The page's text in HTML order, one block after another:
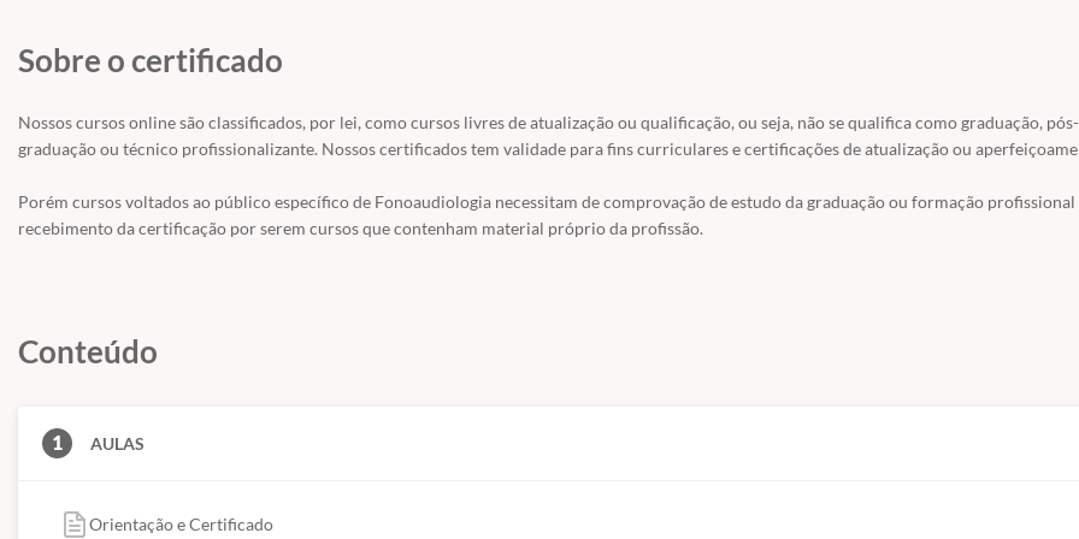
Aula 3 – AVALIAÇÃO: A IMPORTÂNCIA DO DIAGNÓSTICO MULTIPROFISSIONAL. Nesta aula apresentaremos quais aspectos referentes a
elaboração diagnóstica.
alterações? Nesta última aula do curso discutiremos sobre quais estratégias fonoaudiológicas podem ser elaboradas para auxiliar o disléxico na
suas relações com a escrita.
Importante: o curso será disponibilizado aqui no site no dia 30/03/2021! As matrículas já estão abertas para pré-venda!
Sobre o certificado
Nossos cursos online são classificados, por lei, como cursos livres de atualização ou qualificação, ou seja, não se qualifica como graduação, pós-
graduação ou técnico profissionalizante. Nossos certificados tem validade para fins curriculares e certificações de atualização ou
Porém cursos voltados ao público específico de Fonoaudiologia necessitam de comprovação de estudo da graduação ou formação profissional
recebimento da certificação por serem cursos que contenham material próprio da profissão.
Conteúdo
1 AULAS
Orientação e Certificado